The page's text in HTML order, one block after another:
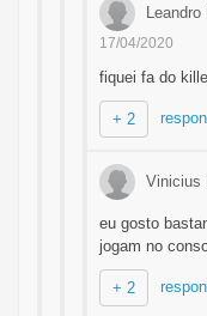
17/04/2020
fiquei fa do
+ 2
Vinicius
eu gosto
jogam no
+ 2